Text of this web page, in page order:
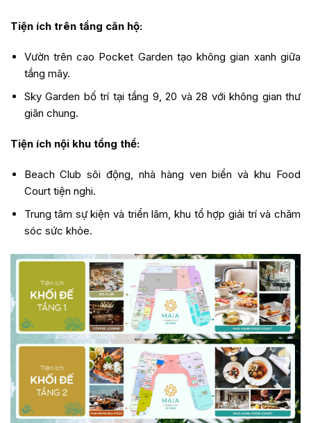
Tiện ích trên tầng căn hộ:
Vườn trên cao Pocket Garden tạo không gian xanh giữa
tầng mây.
Sky Garden bố trí tại tầng 9, 20 và 28 với không gian thư
giãn chung.
Tiện ích nội khu tổng thể:
Beach Club sôi động, nhà hàng ven biển và khu Food
Court tiện nghi.
Trung tâm sự kiện và triển lãm, khu tổ hợp giải trí và chăm
sóc sức khỏe.